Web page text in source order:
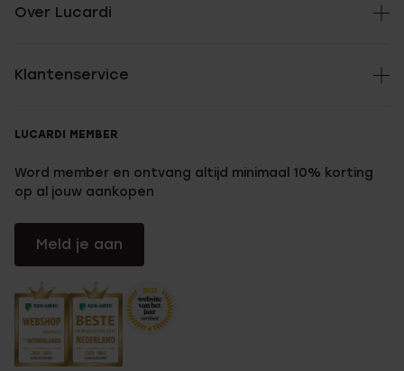
Over Lucardi
Klantenservice
LUCARDI MEMBER
Word member en ontvang altijd minimaal 10% korting
op al jouw aankopen
Meld je aan